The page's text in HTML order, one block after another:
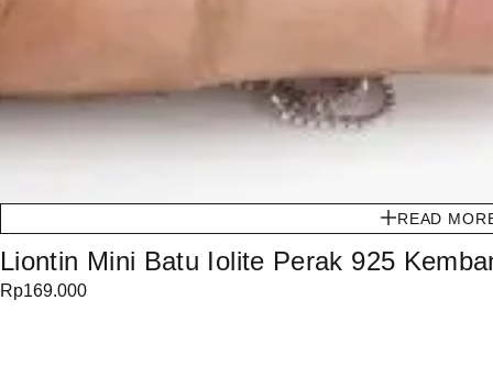
READ
Liontin Mini Batu Iolite Perak 925
Rp169.000